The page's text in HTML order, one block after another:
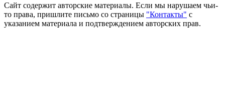
Сайт содержит авторские материалы. Если мы нарушаем чьи-
то права, пришлите письмо со страницы "Контакты" с
указанием материала и подтверждением авторских прав.